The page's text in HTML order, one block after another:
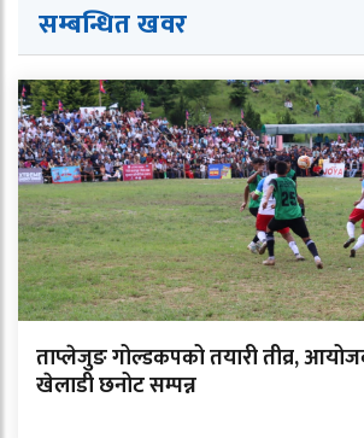
सम्बन्धित खवर
ताप्लेजुङ गोल्डकपको तयारी तीव्र,
खेलाडी छनोट सम्पन्न